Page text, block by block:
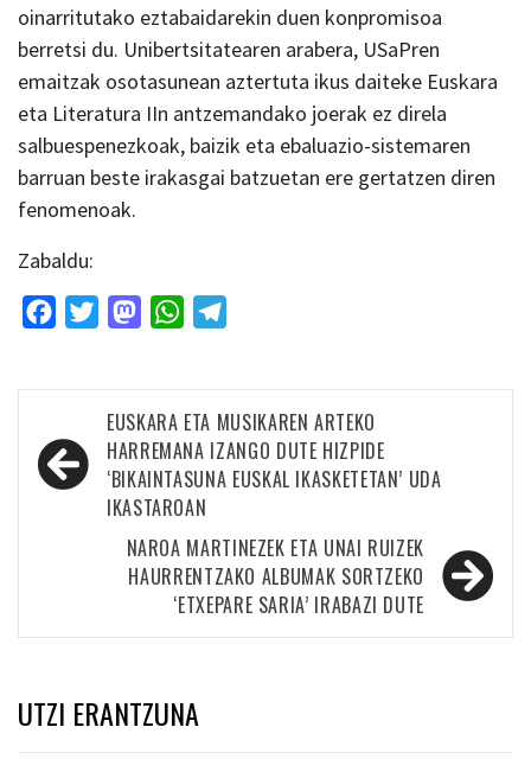
oinarritutako eztabaidarekin duen konpromisoa
berretsi du. Unibertsitatearen arabera, USaPren
emaitzak osotasunean aztertuta ikus daiteke Euskara
eta Literatura IIn antzemandako joerak ez direla
salbuespenezkoak, baizik eta ebaluazio-sistemaren
barruan beste irakasgai batzuetan ere gertatzen diren
fenomenoak.
Zabaldu:
FacebookTwitterMastodonWhatsApp
Bidalketetan
zehar
nabigatu
EUSKARA ETA MUSIKAREN ARTEKO
HARREMANA IZANGO DUTE HIZPIDE
‘BIKAINTASUNA EUSKAL IKASKETETAN’ UDA
IKASTAROAN
NAROA MARTINEZEK ETA UNAI RUIZEK
HAURRENTZAKO ALBUMAK SORTZEKO
‘ETXEPARE SARIA’ IRABAZI DUTE
UTZI ERANTZUNA